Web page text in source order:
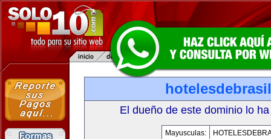
El dueño de este dominio lo
Mayusculas: